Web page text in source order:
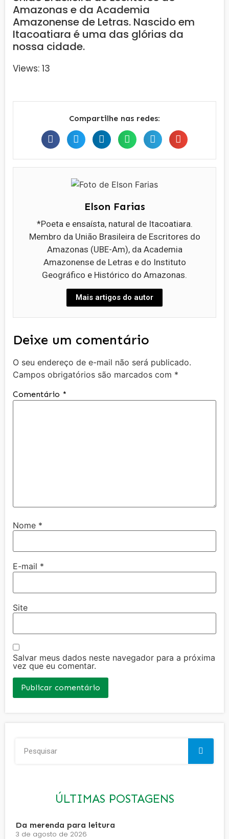
Amazonas e da Academia
Amazonense de Letras. Nascido em
Itacoatiara é uma das glórias da
nossa cidade.
Views: 13
Compartilhe nas redes:
Elson Farias
*Poeta e ensaísta, natural de Itacoatiara.
Membro da União Brasileira de Escritores do
Amazonas (UBE-Am), da Academia
Amazonense de Letras e do Instituto
Geográfico e Histórico do Amazonas.
Mais artigos do autor
Deixe um comentário
O seu endereço de e-mail não será publicado.
Campos obrigatórios são marcados com *
Comentário *
Nome *
E-mail *
Site
Salvar meus dados neste navegador para a próxima
vez que eu comentar.
ÚLTIMAS POSTAGENS
Da merenda para leitura
3 de agosto de 2026